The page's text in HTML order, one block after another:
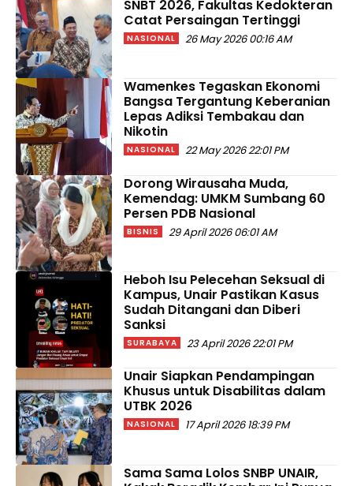
SNBT 2026, Fakultas Kedokteran
Catat Persaingan Tertinggi
NASIONAL 26 May 2026 00:16 AM
Wamenkes Tegaskan Ekonomi
Bangsa Tergantung Keberanian
Lepas Adiksi Tembakau dan
Nikotin
NASIONAL 22 May 2026 22:01 PM
Dorong Wirausaha Muda,
Kemendag: UMKM Sumbang 60
Persen PDB Nasional
BISNIS 29 April 2026 06:01 AM
Heboh Isu Pelecehan Seksual di
Kampus, Unair Pastikan Kasus
Sudah Ditangani dan Diberi
Sanksi
SURABAYA 23 April 2026 22:01 PM
Unair Siapkan Pendampingan
Khusus untuk Disabilitas dalam
UTBK 2026
NASIONAL 17 April 2026 18:39 PM
Sama Sama Lolos SNBP UNAIR,